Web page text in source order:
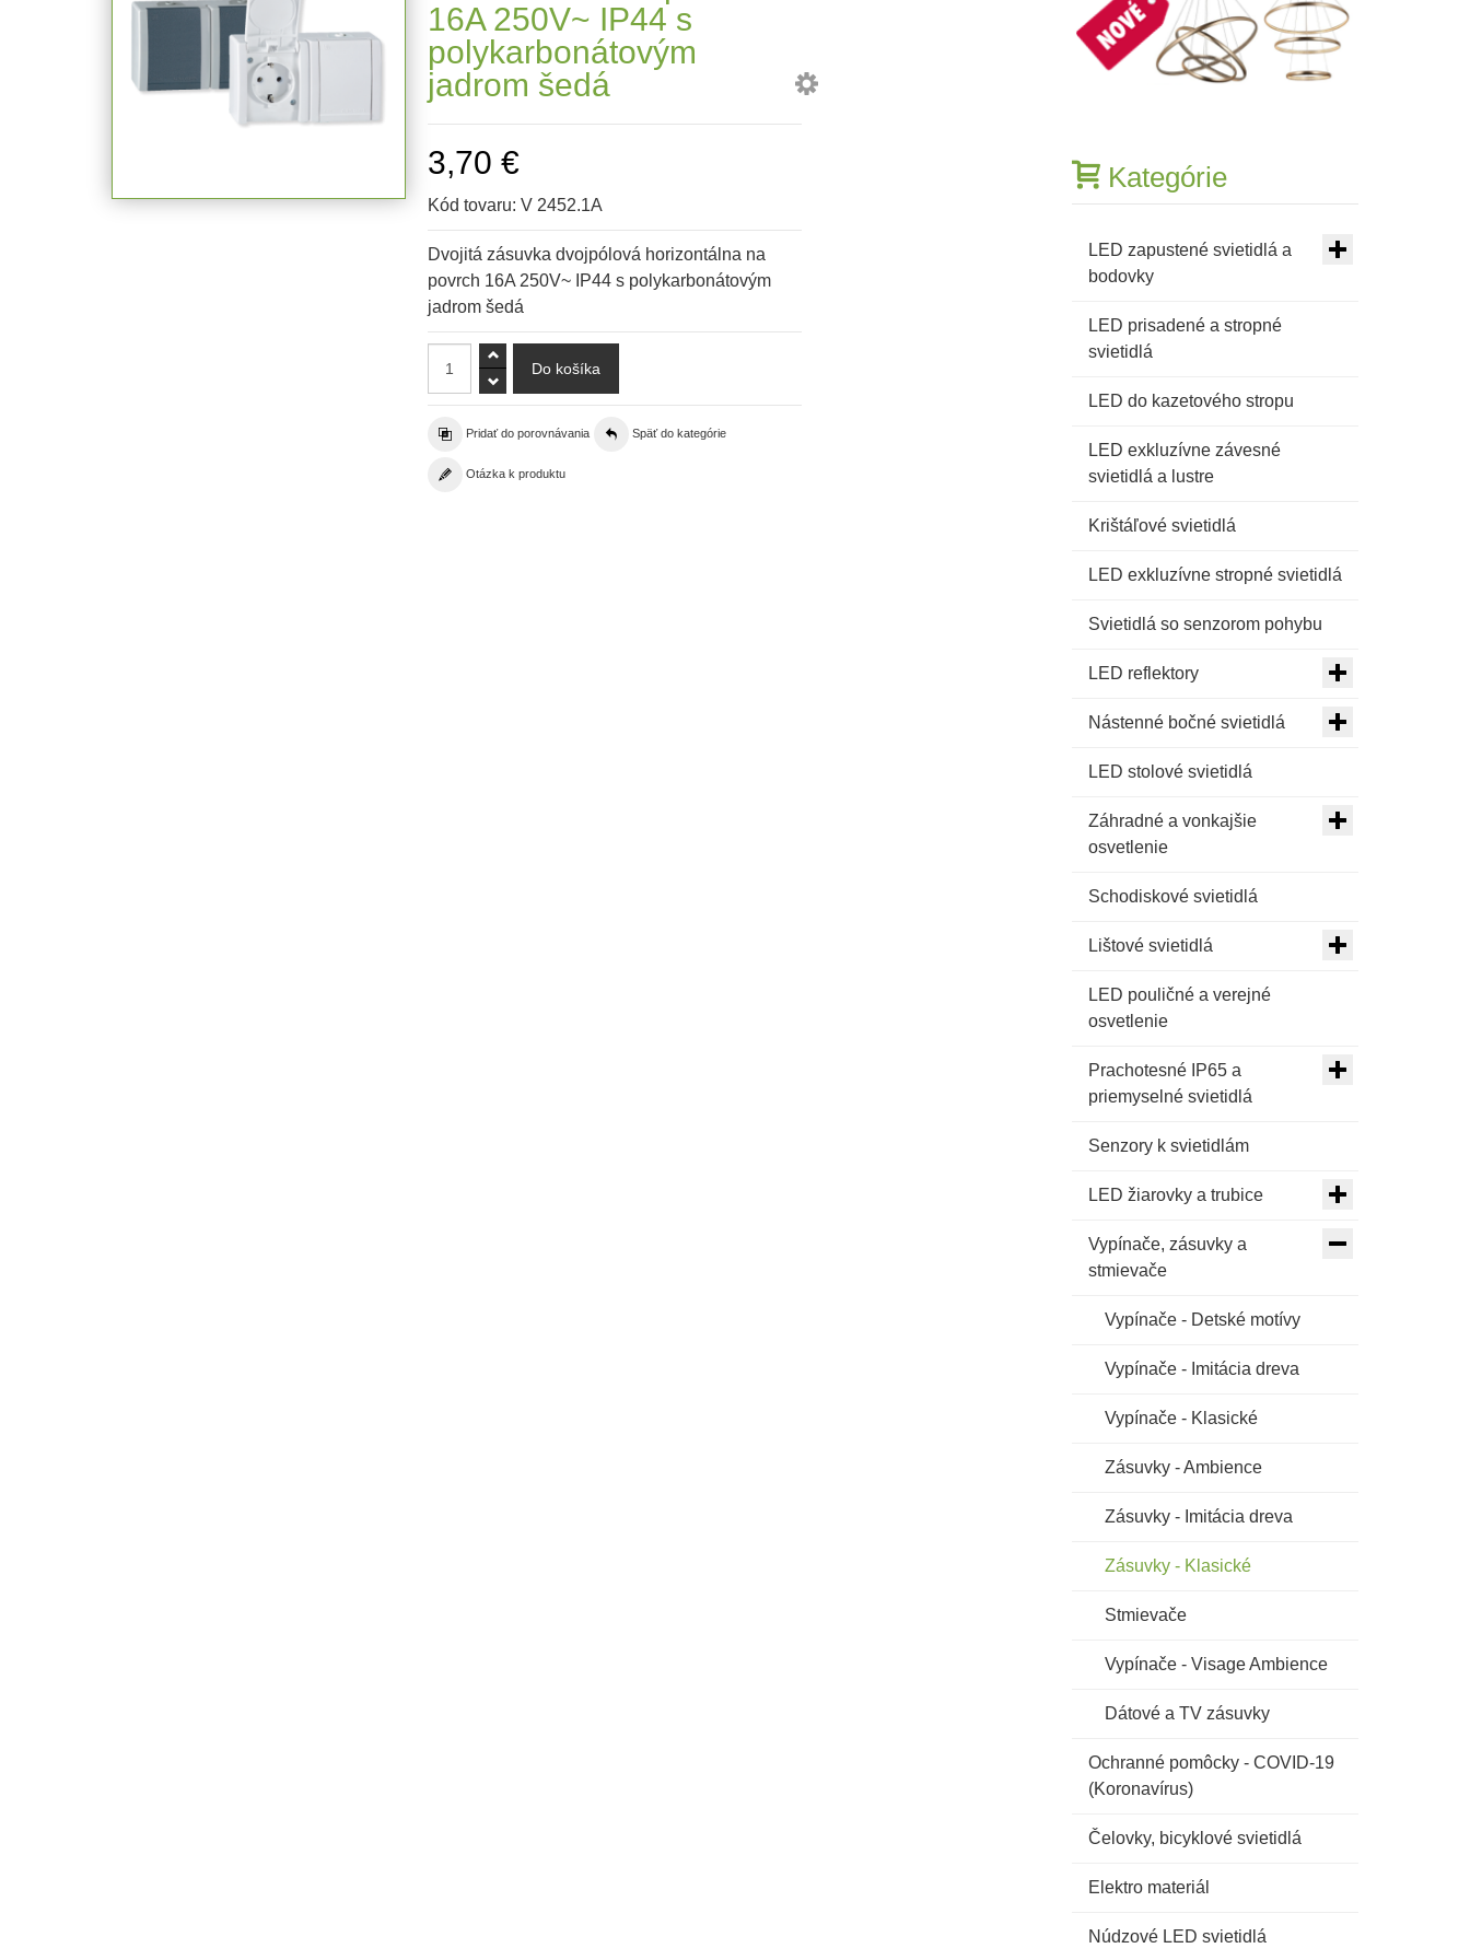
16A 250V~ IP44 s
polykarbonátovým
jadrom šedá
3,70 €
Kód tovaru:V 2452.1A
Dvojitá zásuvka dvojpólová horizontálna na
povrch 16A 250V~ IP44 s polykarbonátovým
jadrom šedá
Pridať do porovnávania Späť do kategórie
Otázka k produktu
polykarbonátovým
Kategórie
LED zapustené svietidlá a
bodovky
LED prisadené a stropné
svietidlá
LED do kazetového stropu
LED exkluzívne závesné
svietidlá a lustre
Krištáľové svietidlá
LED exkluzívne stropné svietidlá
Svietidlá so senzorom pohybu
LED reflektory
Nástenné bočné svietidlá
LED stolové svietidlá
Záhradné a vonkajšie
osvetlenie
Schodiskové svietidlá
Lištové svietidlá
LED pouličné a verejné
osvetlenie
Prachotesné IP65 a
priemyselné svietidlá
Senzory k svietidlám
LED žiarovky a trubice
Vypínače, zásuvky a
stmievače
Vypínače - Detské motívy
Vypínače - Imitácia dreva
Vypínače - Klasické
Zásuvky - Ambience
Zásuvky - Imitácia dreva
Zásuvky - Klasické
Stmievače
Vypínače - Visage Ambience
Dátové a TV zásuvky
Ochranné pomôcky - COVID-19
(Koronavírus)
Čelovky, bicyklové svietidlá
Elektro materiál
Núdzové LED svietidlá